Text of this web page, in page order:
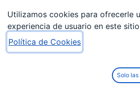
AÑADIR AL CARRITO
Utilizamos cookies para ofrecerle
experiencia de usuario en este
Política de Cookies
Solo